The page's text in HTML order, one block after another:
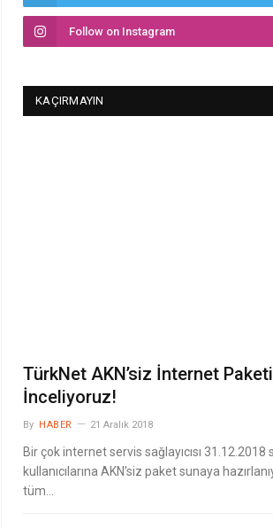
Follow on Instagram
KAÇIRMAYIN
TürkNet AKN’siz İnternet
İnceliyoruz!
By HABER 21 Aralık 2018
Bir çok internet servis sağlayıcısı 31.12.2018
kullanıcılarına AKN’siz paket sunaya
tüm…